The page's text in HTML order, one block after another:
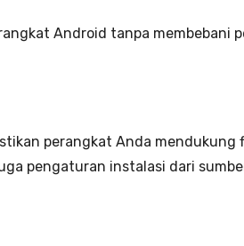
Android tanpa membebani
perangkat Anda mendukung
pengaturan instalasi dari